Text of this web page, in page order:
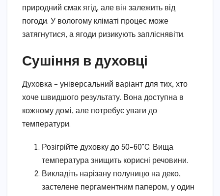
природний смак ягід, але він залежить від
погоди. У вологому кліматі процес може
затягнутися, а ягоди ризикують запліснявіти.
Сушіння в духовці
Духовка – універсальний варіант для тих, хто
хоче швидшого результату. Вона доступна в
кожному домі, але потребує уваги до
температури.
Розігрійте духовку до 50-60°C. Вища
температура знищить корисні речовини.
Викладіть нарізану полуницю на деко,
застелене пергаментним папером, у один